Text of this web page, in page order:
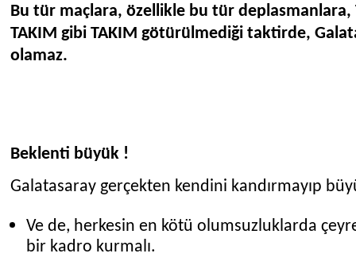
Bu tür maçlara, özellikle bu tür
TAKIM gibi TAKIM götürülmediği taktirde,
olamaz.
Beklenti büyük !
Galatasaray gerçekten kendini kandırmayıp
Ve de, herkesin en kötü olumsuzluklarda
bir kadro kurmalı.